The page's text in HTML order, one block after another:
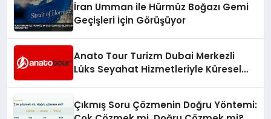
İran Umman ile Hürmüz Boğazı Gemi
Geçişleri İçin Görüşüyor
Anato Tour Turizm Dubai Merkezli
Lüks Seyahat Hizmetleriyle Küresel
Çıkmış Soru Çözmenin Doğru Yöntemi: